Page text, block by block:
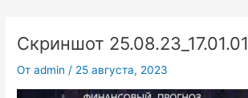
содержимому
Скриншот 25.08.23_17.01.01
Отadmin / 25 августа, 2023